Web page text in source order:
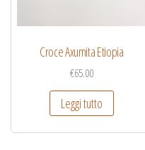
Croce Axumita Etiopia
€65.00
Leggi tutto